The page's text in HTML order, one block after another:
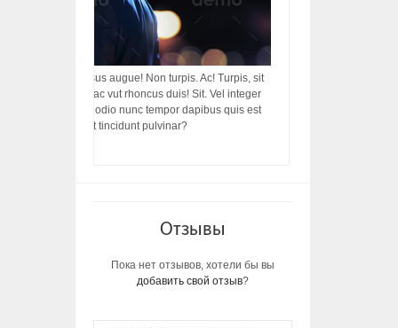
integer! Risus augue! Non turpis. Ac! Turpis, sit
rhoncus porttitor ac vut rhoncus duis! Sit. Vel integer
ut diam porttitor odio nunc tempor dapibus quis est
dictumst, vel amet tincidunt pulvinar?
Отзывы
Пока нет отзывов, хотели бы вы
добавить свой отзыв?